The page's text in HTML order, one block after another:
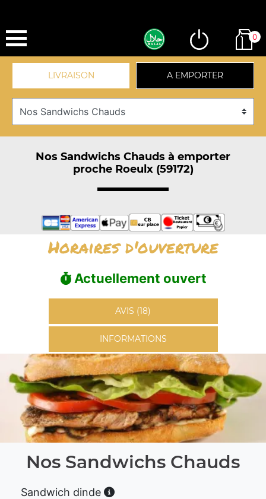
0
LIVRAISON A EMPORTER
Nos Sandwichs Chauds à emporter
proche Roeulx (59172)
Horaires d'ouverture
Actuellement ouvert
AVIS (18)
INFORMATIONS
Nos Sandwichs Chauds
Sandwich dinde